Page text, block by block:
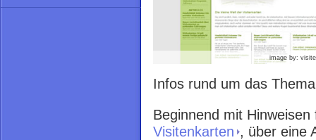
image by:
Infos rund um das
Beginnend mit
Visitenkarten , über eine